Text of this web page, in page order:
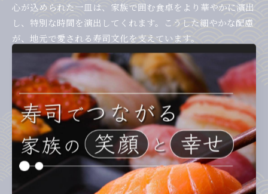
心が込められた一皿は、家族で囲む食卓をより華やかに演出
し、特別な時間を演出してくれます。こうした細やかな配慮
が、地元で愛される寿司文化を支えています。
盛り付け技術で際立つ寿司の美しさ
寿司の盛り付け技術は、見た目のインパクトだけでなく、食
べやすさや楽しさにも直結します。愛知県豊田市や小牧市の
寿司店では、皿に立体感を持たせたり、色彩のコントラスト
を意識した配置で、寿司の美しさを最大限に引き出していま
す。
例えば、複数の種類の寿司を花束のように盛り付けたり、ガ